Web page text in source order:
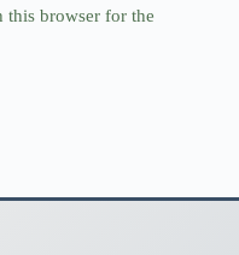
this browser for the